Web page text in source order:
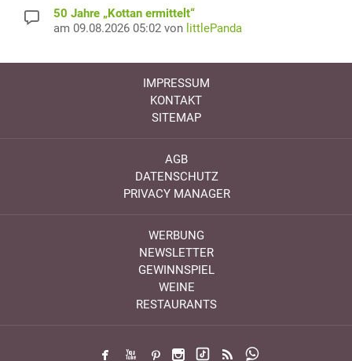
50 Jahre „Kottan ermittelt“
am 09.08.2026 05:02 von littlePanda
IMPRESSUM
KONTAKT
SITEMAP
AGB
DATENSCHUTZ
PRIVACY MANAGER
WERBUNG
NEWSLETTER
GEWINNSPIEL
WEINE
RESTAURANTS